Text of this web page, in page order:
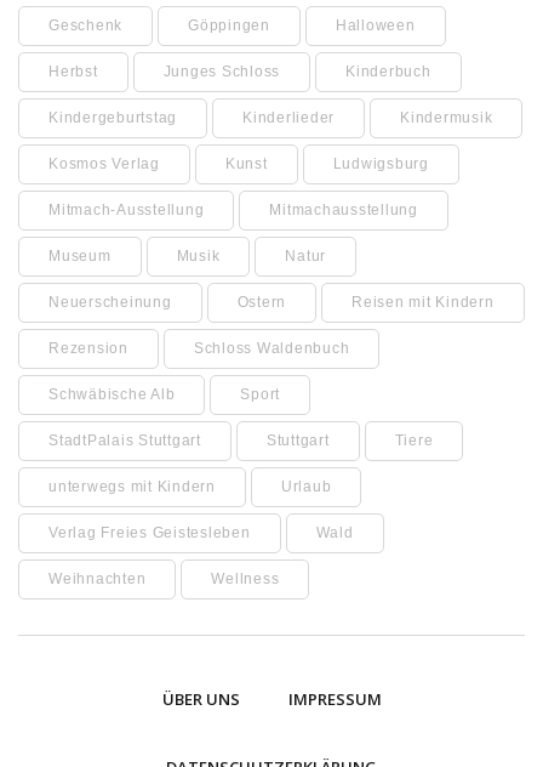
Geschenk Göppingen Halloween
Herbst Junges Schloss Kinderbuch
Kindergeburtstag Kinderlieder Kindermusik
Kosmos Verlag Kunst Ludwigsburg
Mitmach-Ausstellung Mitmachausstellung
Museum Musik Natur
Neuerscheinung Ostern Reisen mit Kindern
Rezension Schloss Waldenbuch
Schwäbische Alb Sport
StadtPalais Stuttgart Stuttgart Tiere
unterwegs mit Kindern Urlaub
Verlag Freies Geistesleben Wald
Weihnachten Wellness
ÜBER UNS IMPRESSUM